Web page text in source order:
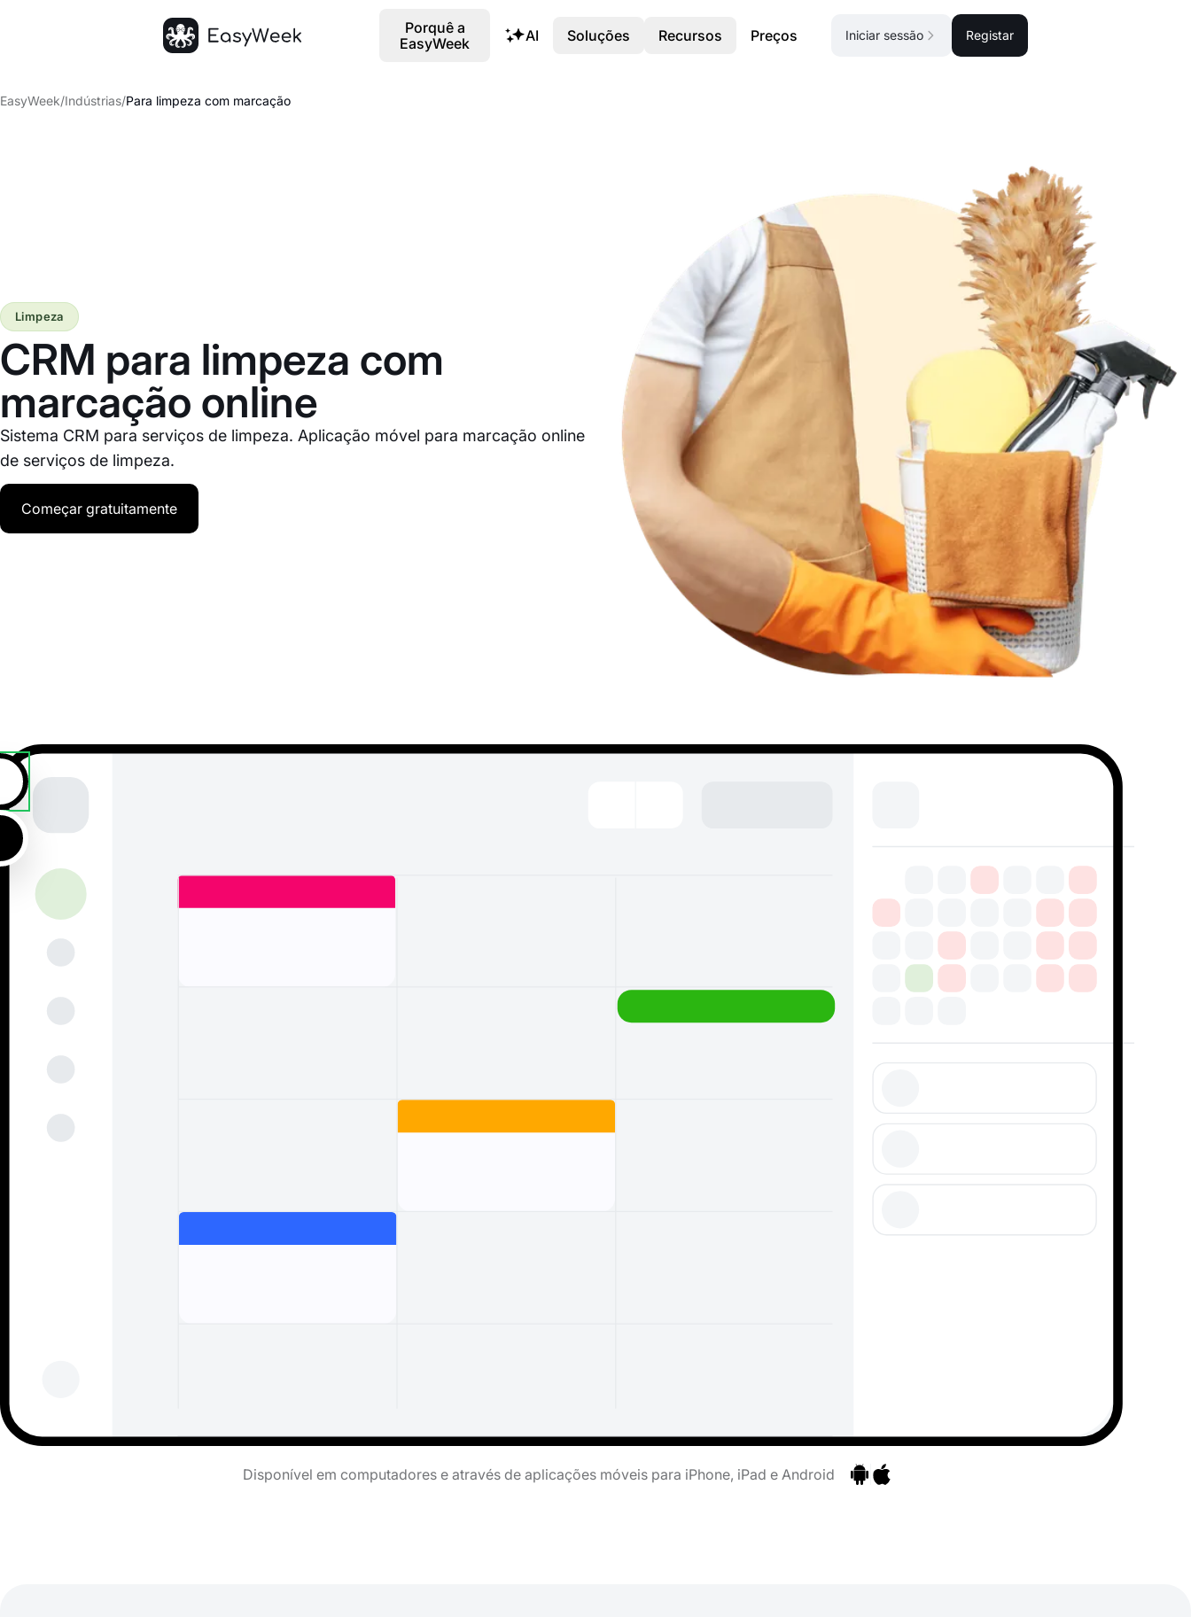
EasyWeek/Indústrias/Para limpeza com marcação
CRM para limpeza com
marcação online
Sistema CRM para serviços de limpeza. Aplicação móvel para marcação online
de serviços de limpeza.
Limpeza
Começar gratuitamente
Disponível em computadores e através de aplicações móveis para iPhone, iPad e Android
Porquê a
EasyWeek
AI Soluções Recursos Preços Iniciar sessão Registar